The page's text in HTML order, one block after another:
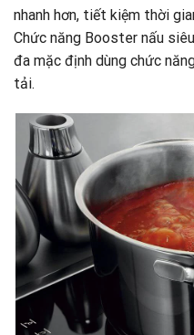
nhanh hơn, tiết kiệm thời
Chức năng Booster nấu
đa mặc định dùng chức
tải.